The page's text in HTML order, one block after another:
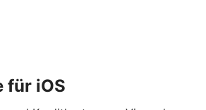
für iOS